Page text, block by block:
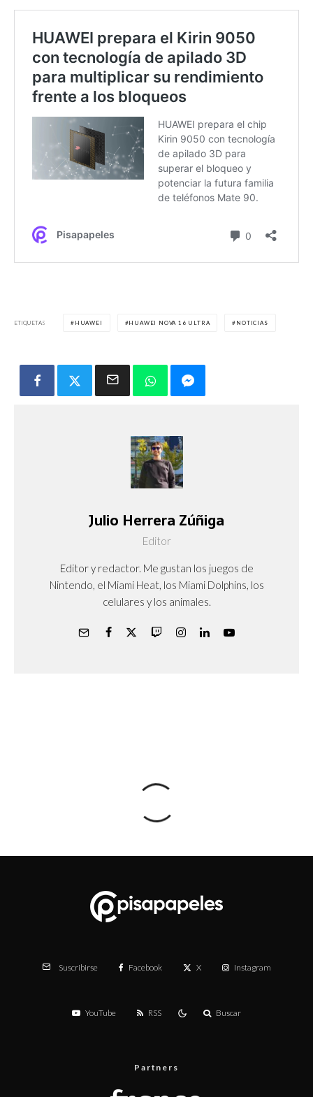
ETIQUETAS HUAWEI HUAWEI NOVA 16 ULTRA NOTICIAS
Julio Herrera Zúñiga
Editor
Editor y redactor. Me gustan los juegos de
Nintendo, el Miami Heat, los Miami Dolphins, los
celulares y los animales.
Suscribirse Facebook X Instagram
YouTube RSS Buscar
Partners